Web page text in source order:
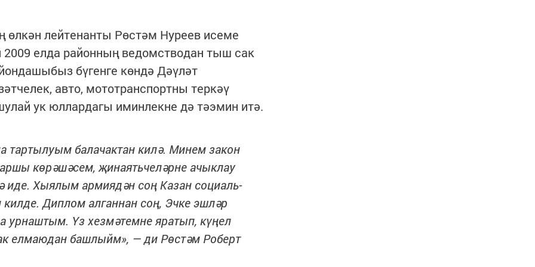
өлкән лейтенанты Рөстәм Нуреев исеме
елда районның ведомстводан тыш сак
бүгенге көндә Дәүләт
авто, мототранспортны теркәү
ук юллардагы иминлекне дә тәэмин итә.
тартылуым балачактан килә. Минем закон
көрәшәсем, җинаятьчеләрне ачыклау
Хыялым армиядән соң Казан социаль-
Диплом алганнан соң, Эчке эшләр
урнаштым. Үз хезмәтемне яратып, күңел
елмаюдан башлыйм», — ди Рөстәм Роберт